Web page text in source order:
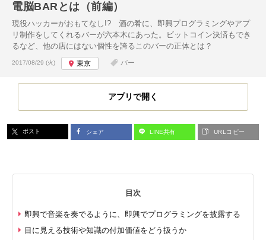
電脳BARとは（前編）
現役ハッカーがおもてなし!? 酒の肴に、即興プログラミングやアプ
リ制作をしてくれるバーが六本木にあった。ビットコイン決済もでき
るなど、他の店にはない個性を誇るこのバーの正体とは？
投稿日:
2017/08/29 (火) 東京 バー
アプリで開く
ポスト シェア LINE共有 URLコピー
目次
即興で音楽を奏でるように、即興でプログラミングを披露する
目に見える技術や知識の付加価値をどう扱うか